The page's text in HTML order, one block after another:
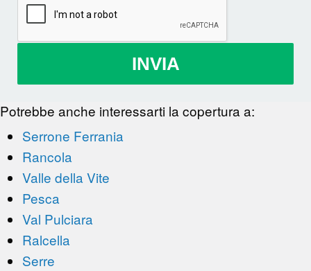
INVIA
Potrebbe anche interessarti la copertura a:
Serrone Ferrania
Rancola
Valle della Vite
Pesca
Val Pulciara
Ralcella
Serre